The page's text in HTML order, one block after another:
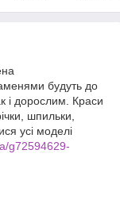
будуть до
і дорослим. Краси
шпильки,
усі моделі
g72594629-